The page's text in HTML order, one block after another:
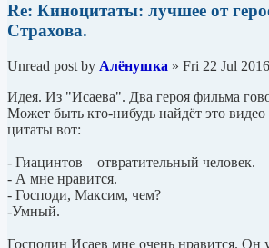
Re: Киноцитаты: лучшее от
Страхова.
Unread post by Алёнушка » Fri 22 Jul
Идея. Из "Исаева". Два героя фильма
Может быть кто-нибудь найдёт это видео
цитаты вот:
- Гиацинтов – отвратительный человек.
- А мне нравится.
- Господи, Максим, чем?
-Умный.
Господин Исаев мне очень нравится. Он